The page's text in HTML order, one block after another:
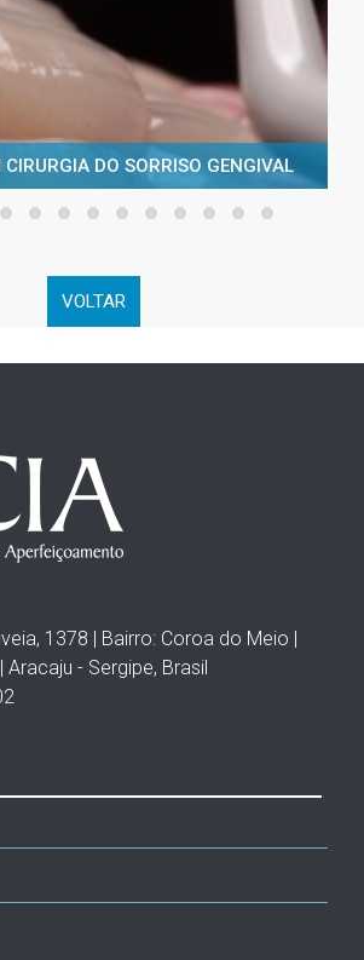
CIRURGIA DO SORRISO GENGIVAL
VOLTAR
1378 | Bairro: Coroa do Meio |
Aracaju - Sergipe, Brasil